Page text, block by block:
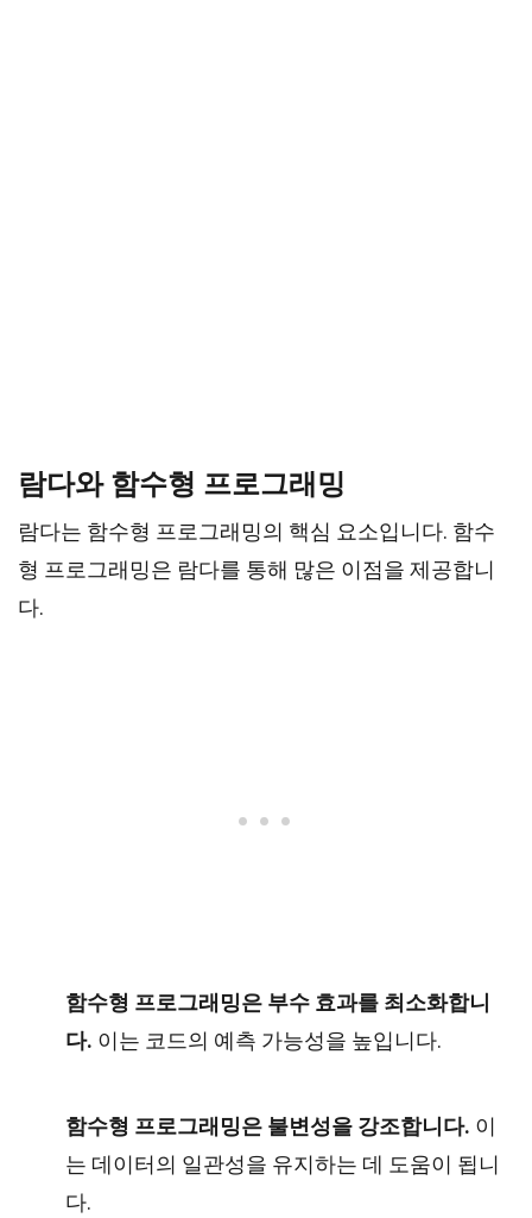
람다와 함수형 프로그래밍
람다는 함수형 프로그래밍의 핵심 요소입니다. 함수
형 프로그래밍은 람다를 통해 많은 이점을 제공합니
다.
함수형 프로그래밍은 부수 효과를 최소화합니
다. 이는 코드의 예측 가능성을 높입니다.
함수형 프로그래밍은 불변성을 강조합니다. 이
는 데이터의 일관성을 유지하는 데 도움이 됩니
다.